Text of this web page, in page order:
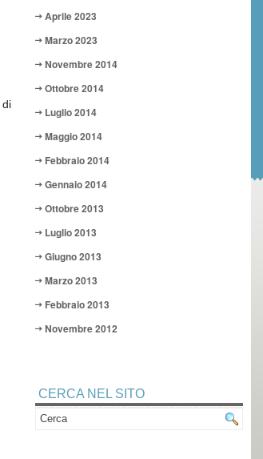
di
Aprile 2023
Marzo 2023
Novembre 2014
Ottobre 2014
Luglio 2014
Maggio 2014
Febbraio 2014
Gennaio 2014
Ottobre 2013
Luglio 2013
Giugno 2013
Marzo 2013
Febbraio 2013
Novembre 2012
CERCA NEL SITO